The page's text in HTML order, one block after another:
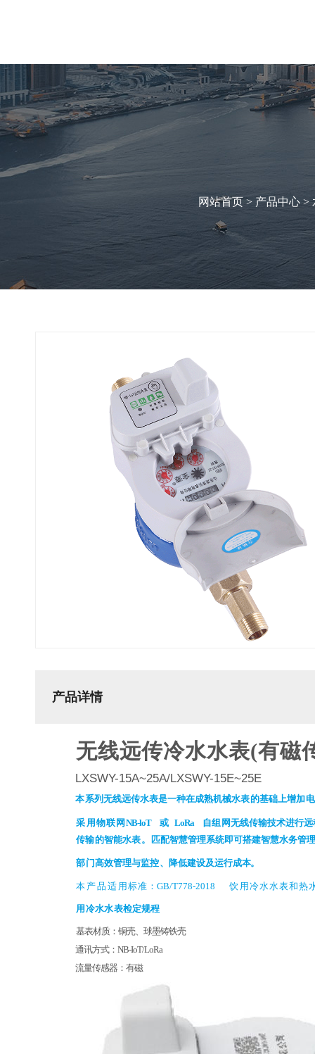
网站首页
关于我们
产品中心
资质荣誉
网站首页 > 产品中心 >
产品详情
无线远传冷水水表(有磁
LXSWY-15A~25A/LXSWY-15E~25E
本系列 无线远传水表是一种在成熟机械水表的基础上增加 电
采 用 物联 网 NB-loT 或 LoRa 自组 网无线传输技术进行远
传输的智能水表 。 匹配智慧管理系统即可搭建智慧水务管理
部 门高效管理与监控 、 降低建设及运行成本。
本 产品 适 用 标准 ：GB/T778-2018 饮 用 冷水水表和热
用 冷水水表检定规程
基表材质：铜壳、球墨铸铁壳
通讯方式： NB-IoT/LoRa
流量传感器：有磁